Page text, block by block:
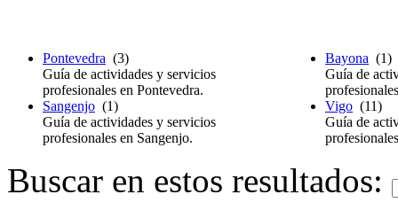
Pontevedra (3)
Guía de actividades y servicios
profesionales en Pontevedra.
Sangenjo (1)
Guía de actividades y servicios
profesionales en Sangenjo.
Bayona (1)
Guía de
Vigo (11)
Guía de
Buscar en estos resultados: